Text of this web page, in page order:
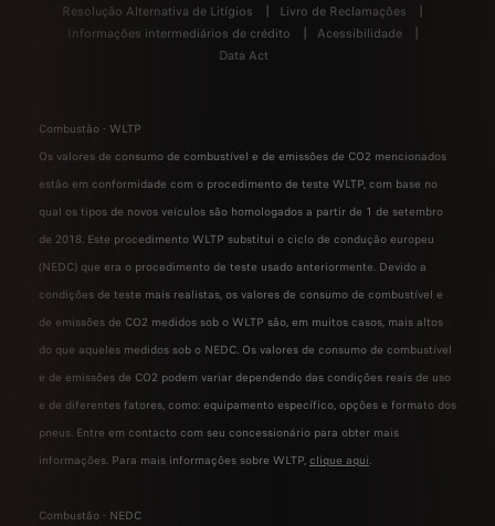
Resolução Alternativa de Litígios
Livro de Reclamações
Informações intermediários de crédito
Acessibilidade
Data Act
Combustão - WLTP
Os valores de consumo de combustível e de emissões de CO2 mencionados
estão em conformidade com o procedimento de teste WLTP, com base no
qual os tipos de novos veículos são homologados a partir de 1 de setembro
de 2018. Este procedimento WLTP substitui o ciclo de condução europeu
(NEDC) que era o procedimento de teste usado anteriormente. Devido a
condições de teste mais realistas, os valores de consumo de combustível e
de emissões de CO2 medidos sob o WLTP são, em muitos casos, mais altos
do que aqueles medidos sob o NEDC. Os valores de consumo de combustível
e de emissões de CO2 podem variar dependendo das condições reais de uso
e de diferentes fatores, como: equipamento específico, opções e formato dos
pneus. Entre em contacto com seu concessionário para obter mais
informações. Para mais informações sobre WLTP, clique aqui.
Combustão - NEDC